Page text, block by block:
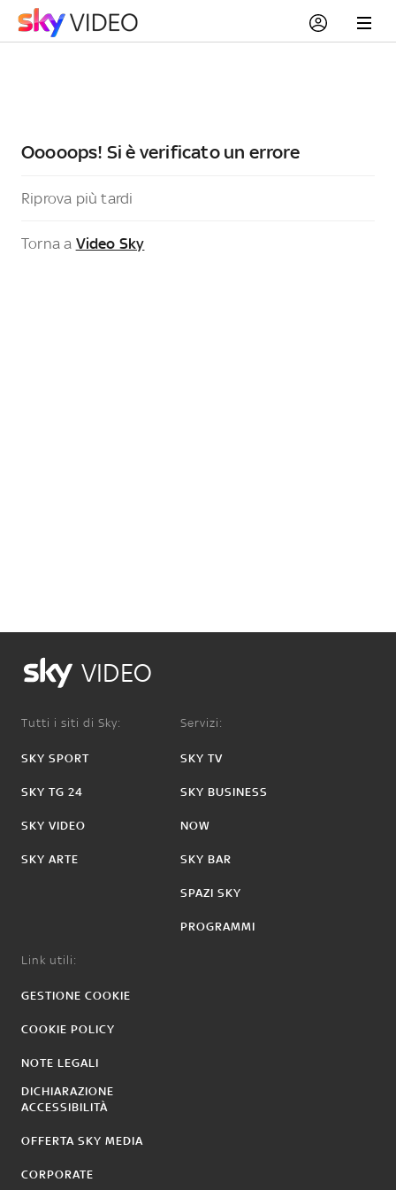
Ooooops! Si è verificato un errore
Riprova più tardi
Torna a Video Sky
VIDEO
Tutti i siti di Sky:
SKY SPORT
SKY TG 24
SKY VIDEO
SKY ARTE
Servizi:
SKY TV
SKY BUSINESS
NOW
SKY BAR
SPAZI SKY
PROGRAMMI
Link utili:
GESTIONE COOKIE
COOKIE POLICY
NOTE LEGALI
DICHIARAZIONE
ACCESSIBILITÀ
OFFERTA SKY MEDIA
CORPORATE